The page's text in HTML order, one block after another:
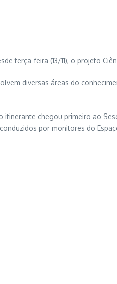
terça-feira (13/11), o projeto
diversas áreas do
chegou primeiro ao
por monitores do